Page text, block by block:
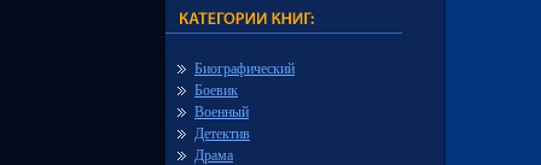
Биографический
Боевик
Военный
Детектив
Драма